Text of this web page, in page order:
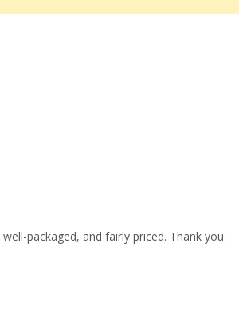
packaged, and fairly priced. Thank you.